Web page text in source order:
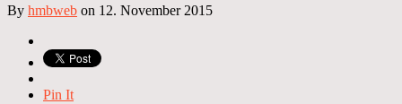
By hmbweb on 12. November 2015
Pin It